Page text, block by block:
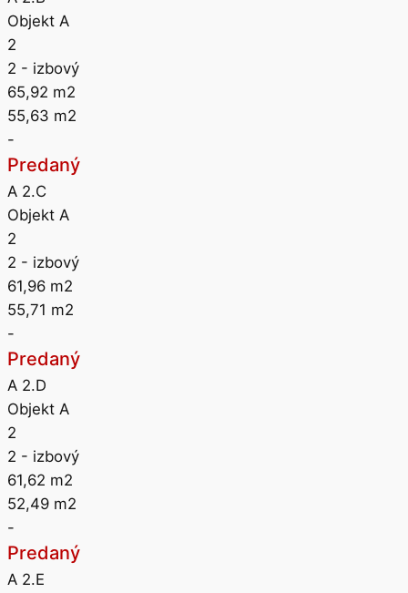
Objekt A
2
2 - izbový
65,92 m2
55,63 m2
-
Predaný
A 2.C
Objekt A
2
2 - izbový
61,96 m2
55,71 m2
-
Predaný
A 2.D
Objekt A
2
2 - izbový
61,62 m2
52,49 m2
-
Predaný
A 2.E